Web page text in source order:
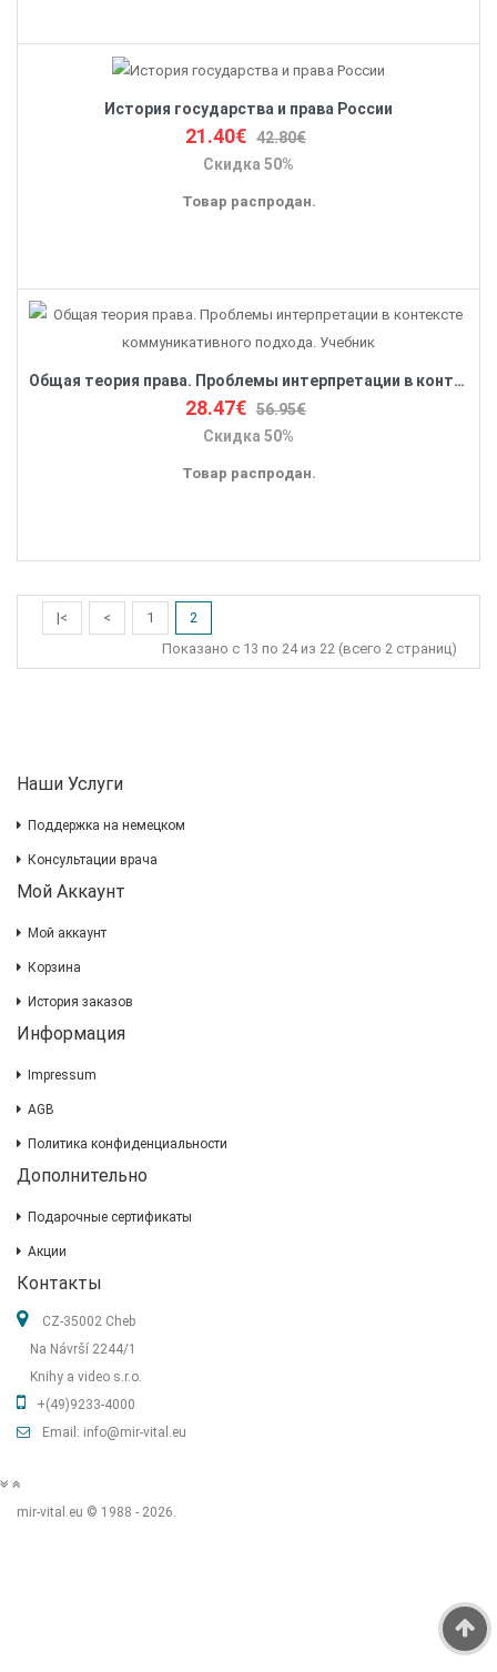
История государства и права России
21.40€ 42.80€
Скидка 50%
Товар распродан.
Общая теория права. Проблемы интерпретации в контексте коммуникативного подхода. Учебник
28.47€ 56.95€
Скидка 50%
Товар распродан.
|< < 1
2
Показано с 13 по 24 из 22 (всего 2 страниц)
Наши Услуги
Поддержка на немецком
Консультации врача
Мой Аккаунт
Мой аккаунт
Корзина
История заказов
Информация
Impressum
AGB
Политика конфиденциальности
Дополнительно
Подарочные сертификаты
Акции
Контакты
CZ-35002 Cheb
Na Návrší 2244/1
Knihy a video s.r.o.
+(49)9233-4000
Email: info@mir-vital.eu
mir-vital.eu © 1988 - 2026.